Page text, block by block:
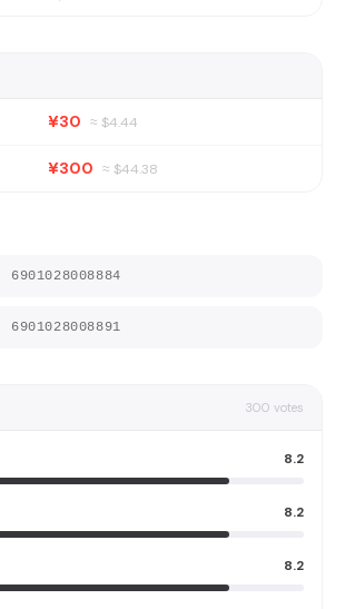
¥30 ≈ $4.44
¥300 ≈ $44.38
6901028008884
6901028008891
300 votes
8.2
8.2
8.2